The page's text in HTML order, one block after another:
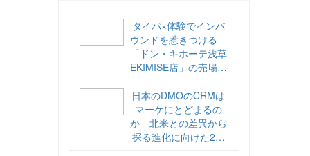
タイパ×体験でインバ
ウンドを惹きつける
「ドン・キホーテ浅草
EKIMISE店」の売場づ
日本のDMOのCRMは
マーケにとどまるの
か 北米との差異から
探る進化に向けた2ス